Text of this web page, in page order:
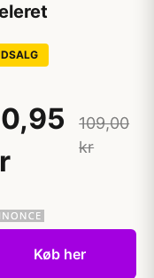
109,00
kr
Køb her